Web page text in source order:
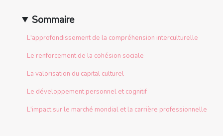
Sommaire
L'approfondissement de la compréhension interculturelle
Le renforcement de la cohésion sociale
La valorisation du capital culturel
Le développement personnel et cognitif
L'impact sur le marché mondial et la carrière professionnelle